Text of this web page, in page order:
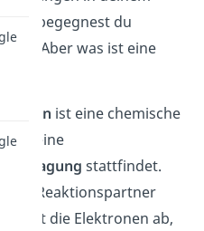
begegnest du
Aber was ist eine
ist eine chemische
der eine
stattfindet.
Reaktionspartner
gibt die Elektronen ab,